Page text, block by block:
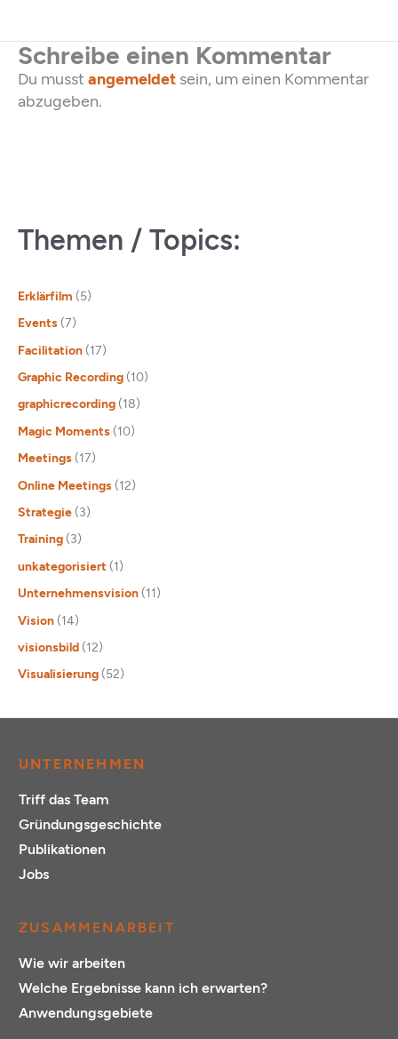
Schreibe einen Kommentar
Du musst angemeldet sein, um einen Kommentar
abzugeben.
Themen / Topics:
Erklärfilm (5)
Events (7)
Facilitation (17)
Graphic Recording (10)
graphicrecording (18)
Magic Moments (10)
Meetings (17)
Online Meetings (12)
Strategie (3)
Training (3)
unkategorisiert (1)
Unternehmensvision (11)
Vision (14)
visionsbild (12)
Visualisierung (52)
UNTERNEHMEN
Triff das Team
Gründungsgeschichte
Publikationen
Jobs
ZUSAMMENARBEIT
Wie wir arbeiten
Welche Ergebnisse kann ich erwarten?
Anwendungsgebiete